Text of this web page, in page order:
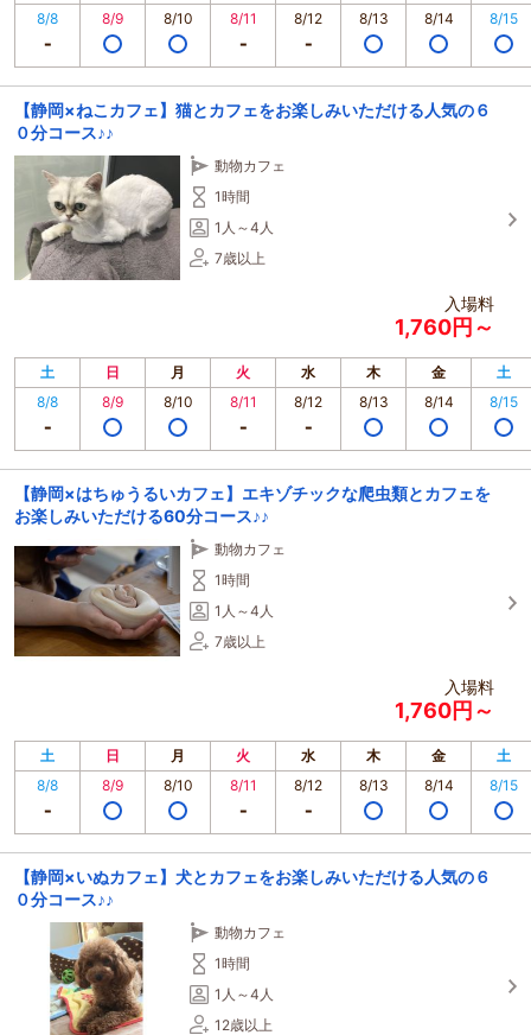
8/8
8/9 8/10 8/11 8/12 8/13 8/14 8/15
【静岡×ねこカフェ】猫とカフェをお楽しみいただける人気の６
０分コース♪♪
動物カフェ
1時間
1人～4人
7歳以上
入場料
1,760円～
土 日 月 火 水 木 金
土
8/8
8/9 8/10 8/11 8/12 8/13 8/14 8/15
【静岡×はちゅうるいカフェ】エキゾチックな爬虫類とカフェを
お楽しみいただける60分コース♪♪
動物カフェ
1時間
1人～4人
7歳以上
入場料
1,760円～
土 日 月 火 水 木 金
土
8/8
8/9 8/10 8/11 8/12 8/13 8/14 8/15
【静岡×いぬカフェ】犬とカフェをお楽しみいただける人気の６
０分コース♪♪
動物カフェ
1時間
1人～4人
12歳以上